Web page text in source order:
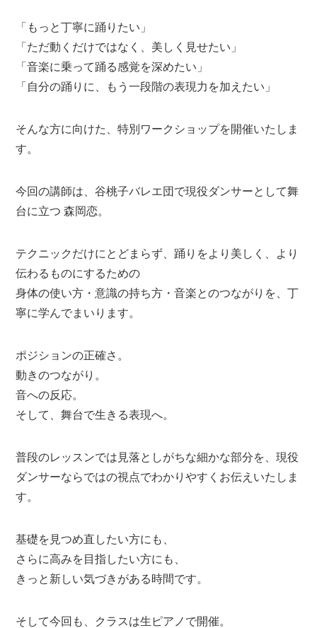
「もっと丁寧に踊りたい」
「ただ動くだけではなく、美しく見せたい」
「音楽に乗って踊る感覚を深めたい」
「自分の踊りに、もう一段階の表現力を加えたい」
そんな方に向けた、特別ワークショップを開催いたしま
す。
今回の講師は、谷桃子バレエ団で現役ダンサーとして舞
台に立つ 森岡恋。
テクニックだけにとどまらず、踊りをより美しく、より
伝わるものにするための
身体の使い方・意識の持ち方・音楽とのつながりを、丁
寧に学んでまいります。
ポジションの正確さ。
動きのつながり。
音への反応。
そして、舞台で生きる表現へ。
普段のレッスンでは見落としがちな細かな部分を、現役
ダンサーならではの視点でわかりやすくお伝えいたしま
す。
基礎を見つめ直したい方にも、
さらに高みを目指したい方にも、
きっと新しい気づきがある時間です。
そして今回も、クラスは生ピアノで開催。